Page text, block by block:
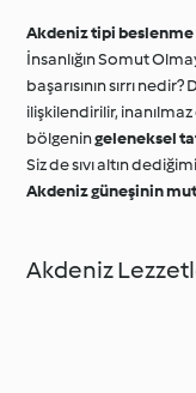
Akdeniz tipi beslenme
İnsanlığın Somut
başarısının sırrı
ilişkilendirilir,
bölgeningeleneksel
Siz de sıvı altın
Akdeniz güneşinin
Akdeniz